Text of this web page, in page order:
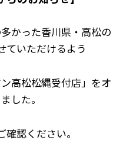
かった香川県・高松の
ていただけるよう
高松松縄受付店」をオ
した。
認ください。